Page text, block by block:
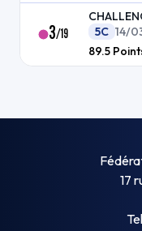
3/19
5C 14/
89.5
17